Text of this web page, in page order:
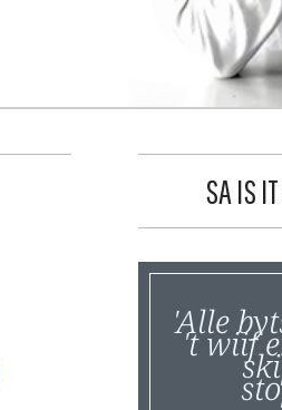
SA IS
'Alle
't wiif